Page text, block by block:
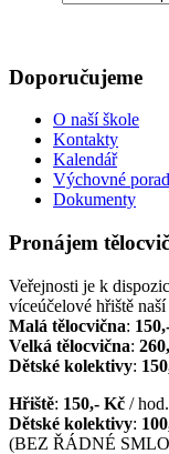
Doporučujeme
O naší škole
Kontakty
Kalendář
Výchovné
Dokumenty
Pronájem
Veřejnosti je k
víceúčelové hřiště
Malá tělocvična:
Velká tělocvična:
Dětské kolektivy:
Hřiště: 150,- Kč / hod.
Dětské kolektivy:
(BEZ ŘÁDNÉ